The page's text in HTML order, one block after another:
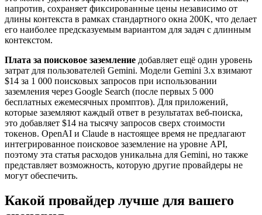
напротив, сохраняет фиксированные цены независимо от
длины контекста в рамках стандартного окна 200K, что делает
его наиболее предсказуемым вариантом для задач с длинным
контекстом.
Плата за поисковое заземление добавляет ещё один уровень
затрат для пользователей Gemini. Модели Gemini 3.x взимают
$14 за 1 000 поисковых запросов при использовании
заземления через Google Search (после первых 5 000
бесплатных ежемесячных промптов). Для приложений,
которые заземляют каждый ответ в результатах веб-поиска,
это добавляет $14 на тысячу запросов сверх стоимости
токенов. OpenAI и Claude в настоящее время не предлагают
интегрированное поисковое заземление на уровне API,
поэтому эта статья расходов уникальна для Gemini, но также
представляет возможность, которую другие провайдеры не
могут обеспечить.
Какой провайдер лучше для вашего